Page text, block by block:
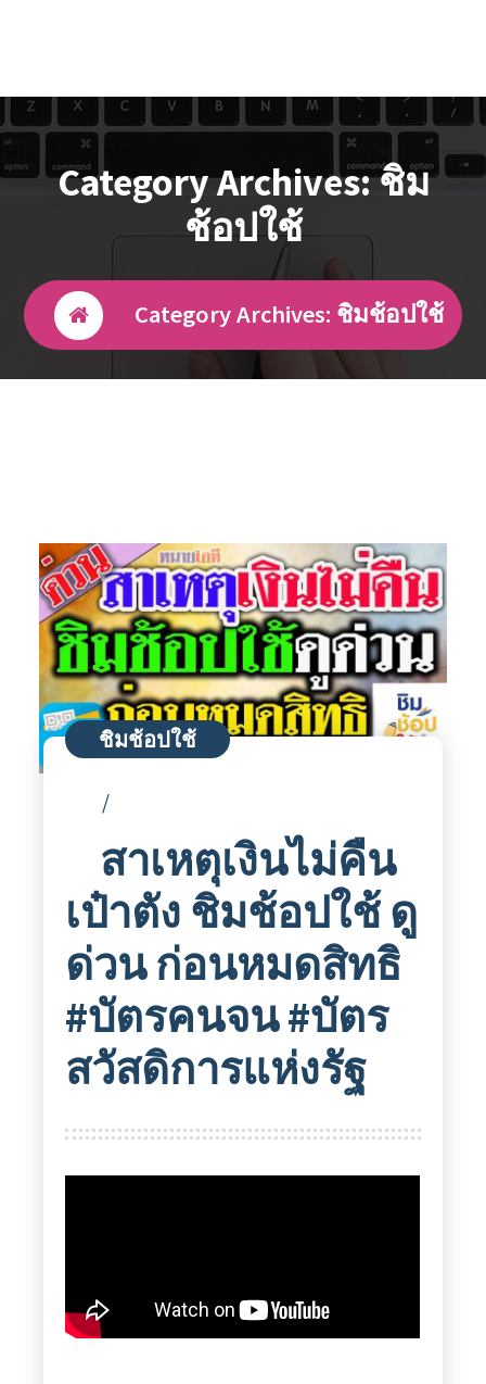
Category Archives: ชิม
ช้อปใช้
Category Archives: ชิมช้อปใช้
ชิมช้อปใช้
สาเหตุเงินไม่คืน
เป๋าตัง ชิมช้อปใช้ ดู
ด่วน ก่อนหมดสิทธิ
#บัตรคนจน #บัตร
สวัสดิการแห่งรัฐ